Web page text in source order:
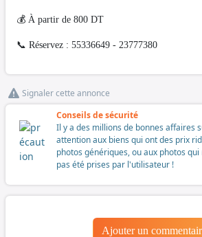
💰 À partir de 800 DT
📞 Réservez : 55336649 - 23777380
Signaler cette annonce
Conseils de sécurité
Il y a des millions de bonnes affaires
attention aux biens qui ont des prix
photos génériques, ou aux photos
pas été prises par l'utilisateur !
Ajouter un